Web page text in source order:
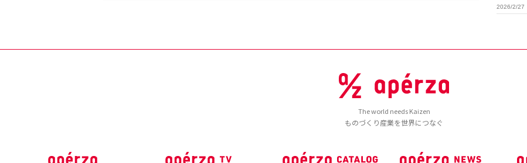
2026/2/27
The world needs Kaizen
ものづくり産業を世界につなぐ